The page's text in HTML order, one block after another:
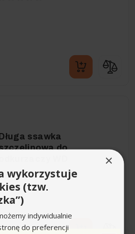
Długa ssawka
do
×
wykorzystuje
(tzw.
indywidualnie
do preferencji